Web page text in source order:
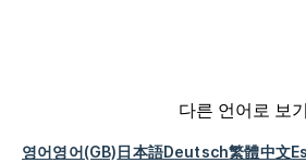
다른 언어로 보기
영어영어(GB)日本語Deutsch繁體中文